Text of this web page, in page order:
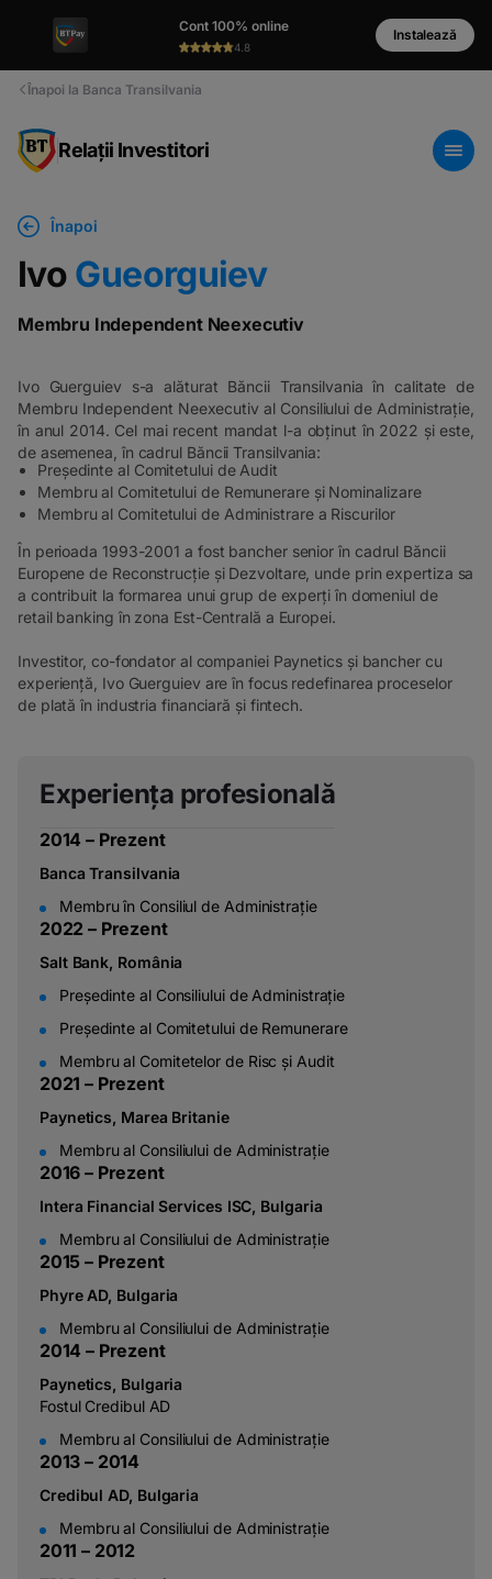
Cont 100% online
4.8
Instalează
Înapoi la Banca Transilvania
Relații Investitori
Înapoi
Ivo Gueorguiev
Membru Independent Neexecutiv
Ivo Guerguiev s-a alăturat Băncii Transilvania în calitate de
Membru Independent Neexecutiv al Consiliului de Administrație,
în anul 2014. Cel mai recent mandat l-a obținut în 2022 și este,
de asemenea, în cadrul Băncii Transilvania:
Președinte al Comitetului de Audit
Membru al Comitetului de Remunerare și Nominalizare
Membru al Comitetului de Administrare a Riscurilor
În perioada 1993-2001 a fost bancher senior în cadrul Băncii
Europene de Reconstrucție și Dezvoltare, unde prin expertiza sa
a contribuit la formarea unui grup de experți în domeniul de
retail banking în zona Est-Centrală a Europei.
Investitor, co-fondator al companiei Paynetics și bancher cu
experiență, Ivo Guerguiev are în focus redefinarea proceselor
de plată în industria financiară și fintech.
Experiența profesională
2014 – Prezent
Banca Transilvania
Membru în Consiliul de Administrație
2022 – Prezent
Salt Bank, România
Președinte al Consiliului de Administrație
Președinte al Comitetului de Remunerare
Membru al Comitetelor de Risc și Audit
2021 – Prezent
Paynetics, Marea Britanie
Membru al Consiliului de Administrație
2016 – Prezent
Intera Financial Services ISC, Bulgaria
Membru al Consiliului de Administrație
2015 – Prezent
Phyre AD, Bulgaria
Membru al Consiliului de Administrație
2014 – Prezent
Paynetics, Bulgaria
Fostul Credibul AD
Membru al Consiliului de Administrație
2013 – 2014
Credibul AD, Bulgaria
Membru al Consiliului de Administrație
2011 – 2012